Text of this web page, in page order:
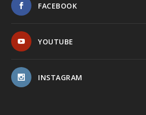
FACEBOOK
YOUTUBE
INSTAGRAM